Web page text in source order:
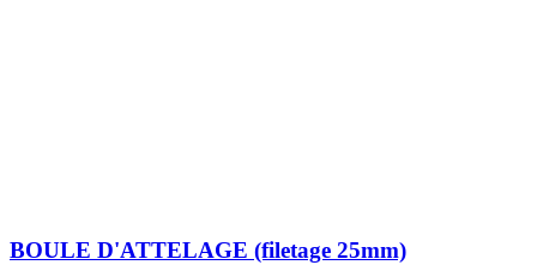
BOULE D'ATTELAGE (filetage 25mm)